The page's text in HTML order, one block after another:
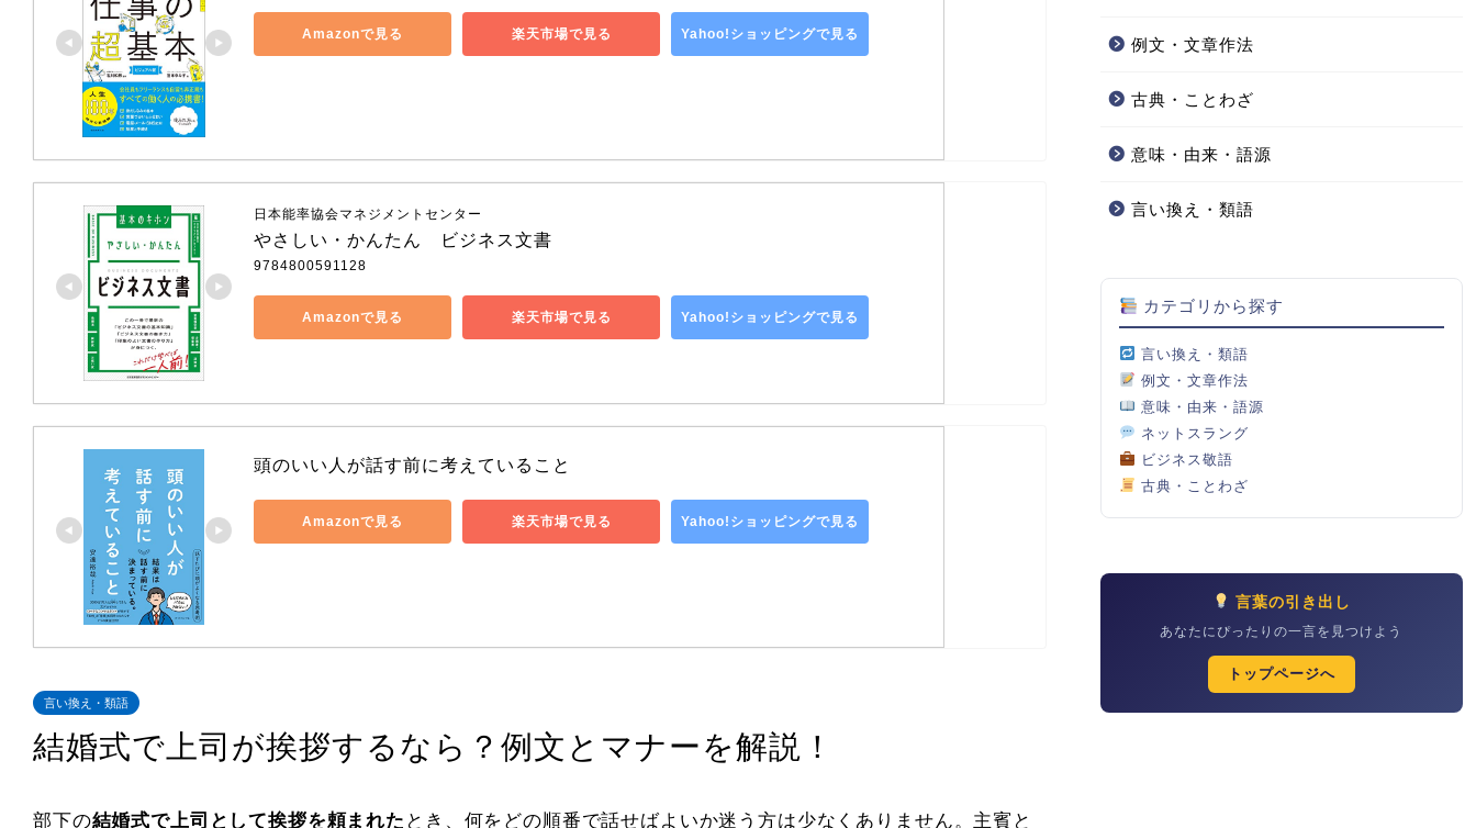
Amazonで見る 楽天市場で見る Yahoo!ショッピングで見る
日本能率協会マネジメントセンター
やさしい・かんたん　ビジネス文書
9784800591128
Amazonで見る 楽天市場で見る Yahoo!ショッピングで見る
頭のいい人が話す前に考えていること
Amazonで見る 楽天市場で見る Yahoo!ショッピングで見る
言い換え・類語
結婚式で上司が挨拶するなら？例文とマナーを解説！
部下の結婚式で上司として挨拶を頼まれた とき、何をどの順番で話せばよいか迷う方は少なくありません。主賓と
例文・文章作法
古典・ことわざ
意味・由来・語源
言い換え・類語
カテゴリから探す
言い換え・類語
例文・文章作法
意味・由来・語源
ネットスラング
ビジネス敬語
古典・ことわざ
言葉の引き出し
あなたにぴったりの一言を見つけよう
トップページへ